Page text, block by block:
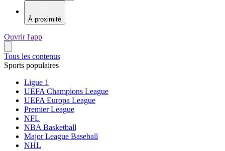
À proximité
Ouvrir l'app
Tous les contenus
Sports populaires
Ligue 1
UEFA Champions League
UEFA Europa League
Premier League
NFL
NBA Basketball
Major League Baseball
NHL